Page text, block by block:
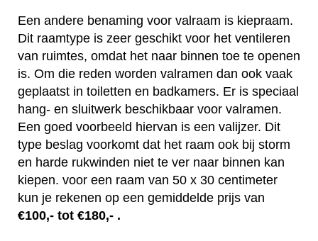
Een andere benaming voor valraam is kiepraam.
Dit raamtype is zeer geschikt voor het ventileren
van ruimtes, omdat het naar binnen toe te openen
is. Om die reden worden valramen dan ook vaak
geplaatst in toiletten en badkamers. Er is speciaal
hang- en sluitwerk beschikbaar voor valramen.
Een goed voorbeeld hiervan is een valijzer. Dit
type beslag voorkomt dat het raam ook bij storm
en harde rukwinden niet te ver naar binnen kan
kiepen. voor een raam van 50 x 30 centimeter
kun je rekenen op een gemiddelde prijs van
€100,- tot €180,- .